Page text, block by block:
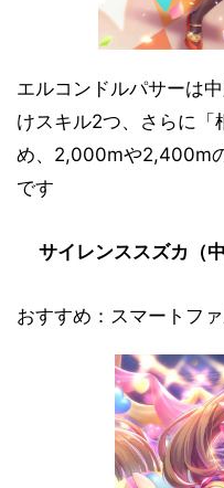
エルコンドルパサーは
けスキル2つ、さらに
め、2,000mや2,400m
です
サイレンススズカ（
おすすめ：スマートフ